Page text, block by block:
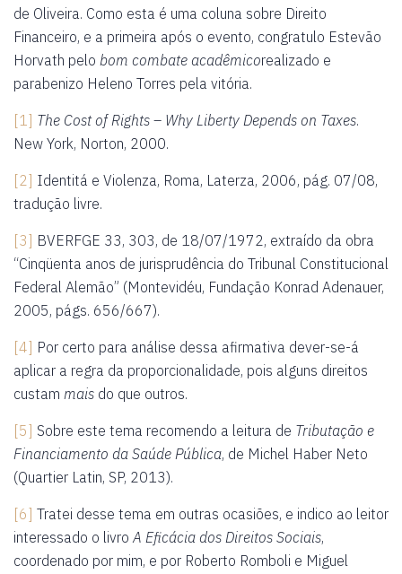
de Oliveira. Como esta é uma coluna sobre Direito
Financeiro, e a primeira após o evento, congratulo Estevão
Horvath pelo bom combate acadêmicorealizado e
parabenizo Heleno Torres pela vitória.
[1] The Cost of Rights – Why Liberty Depends on Taxes.
New York, Norton, 2000.
[2] Identitá e Violenza, Roma, Laterza, 2006, pág. 07/08,
tradução livre.
[3] BVERFGE 33, 303, de 18/07/1972, extraído da obra
“Cinqüenta anos de jurisprudência do Tribunal Constitucional
Federal Alemão” (Montevidéu, Fundação Konrad Adenauer,
2005, págs. 656/667).
[4] Por certo para análise dessa afirmativa dever-se-á
aplicar a regra da proporcionalidade, pois alguns direitos
custam mais do que outros.
[5] Sobre este tema recomendo a leitura de Tributação e
Financiamento da Saúde Pública, de Michel Haber Neto
(Quartier Latin, SP, 2013).
[6] Tratei desse tema em outras ocasiões, e indico ao leitor
interessado o livroA Eficácia dos Direitos Sociais,
coordenado por mim, e por Roberto Romboli e Miguel